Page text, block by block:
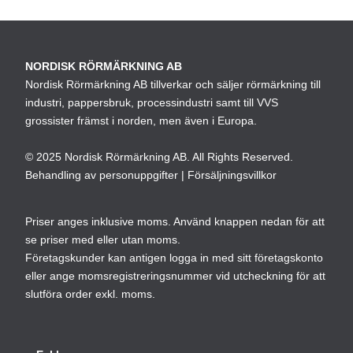
NORDISK RÖRMÄRKNING AB
Nordisk Rörmärkning AB tillverkar och säljer rörmärkning till
industri, pappersbruk, processindustri samt till VVS
grossister främst i norden, men även i Europa.
© 2025 Nordisk Rörmärkning AB. All Rights Reserved.
Behandling av personuppgifter | Försäljningsvillkor
Priser anges inklusive moms. Använd knappen nedan för att
se priser med eller utan moms.
Företagskunder kan antigen logga in med sitt företagskonto
eller ange momsregistreringsnummer vid utcheckning för att
slutföra order exkl. moms.